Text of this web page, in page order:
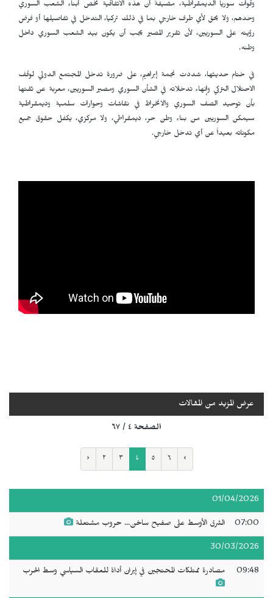
وقوات سوريا الديمقراطية، مضيفةً أن هذه الاتفاقية تخص أبناء الشعب السوري
وحدهم، ولا يحق لأي طرف خارجي بما في ذلك تركيا، التدخل في تفاصيلها أو فرض
رؤيته على السوريين، لأن تقرير المصير يجب أن يكون بيد الشعب السوري داخل
وطنه.
في ختام حديثها، شددت نجمة إبراهيم، على ضرورة تدخل المجتمع الدولي لوقف
الاحتلال التركي وإنهاء تدخلاته في الشأن السوري ومصير السوريين، معربة عن ثقتها
بأن توحيد الصف السوري والانخراط في نقاشات وحوارات سلمية وديمقراطية
سيمكن السوريين من بناء وطن حر، ديمقراطي، ولا مركزي، يكفل حقوق جميع
مكوناته بعيداً عن أي تدخل خارجي.
عرض المزيد من المقالات
الصفحة ٤ / ٦٧
‹ ٢ ٣ ٤ ٥ ٦ ›
01/04/2026
07:00 الشرق الأوسط على صفيح ساخن... حروب مشتعلة
30/03/2026
09:48 مصادرة ممتلكات المحتجين في إيران أداة للعقاب السياسي وسط الحرب